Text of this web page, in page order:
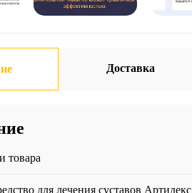
Доставка
товара
для лечения суставов Артидекс